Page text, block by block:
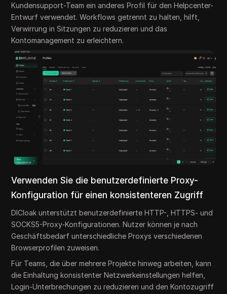
Kundensupport-Team ein anderes Profil für den Helpcenter-
Entwurf verwendet. Workflows getrennt zu halten, hilft,
Verwirrung in Sitzungen zu reduzieren und das
Kontomanagement zu erleichtern.
Verwenden Sie die benutzerdefinierte Proxy-
Konfiguration für einen konsistenteren Zugriff
DICloak unterstützt benutzerdefinierte HTTP-, HTTPS- und
SOCKS5-Proxy-Konfigurationen. Nutzer können je nach
Geschäftsbedarf unterschiedliche Proxys verschiedenen
Browserprofilen zuweisen.
Für Teams, die über mehrere Projekte hinweg arbeiten, kann
die Einhaltung konsistenter Netzwerkeinstellungen helfen,
Login-Unterbrechungen zu reduzieren und den Kontozugriff